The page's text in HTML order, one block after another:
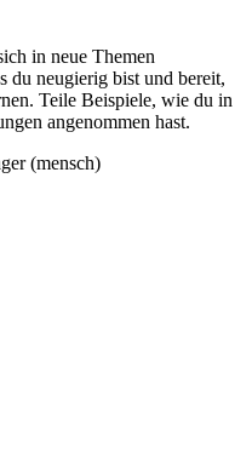
in neue Themen
du neugierig bist und bereit,
Teile Beispiele, wie du in
angenommen hast.
(mensch)